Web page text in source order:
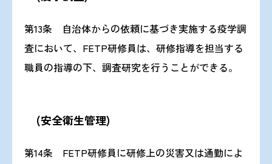
第13条 自治体からの依頼に基づき実施する疫学調
査において、FETP研修員は、研修指導を担当する
職員の指導の下、調査研究を行うことができる。
(安全衛生管理)
第14条 FETP研修員に研修上の災害又は通勤によ